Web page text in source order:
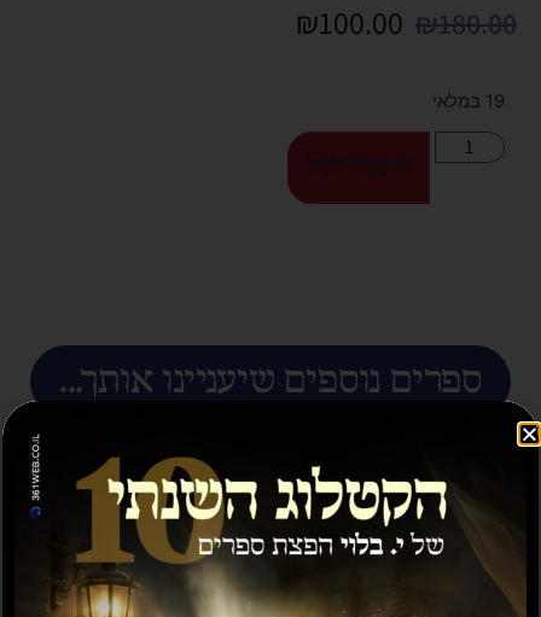
₪180.00
₪100.00
19 במלאי
הוספה לסל
ספרים נוספים שיעניינו אותך...
מבצע